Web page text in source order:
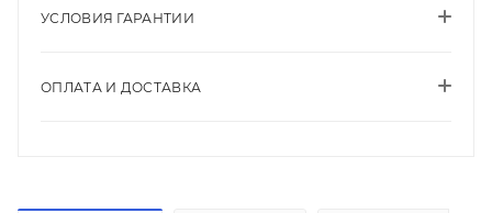
УСЛОВИЯ ГАРАНТИИ
ОПЛАТА И ДОСТАВКА